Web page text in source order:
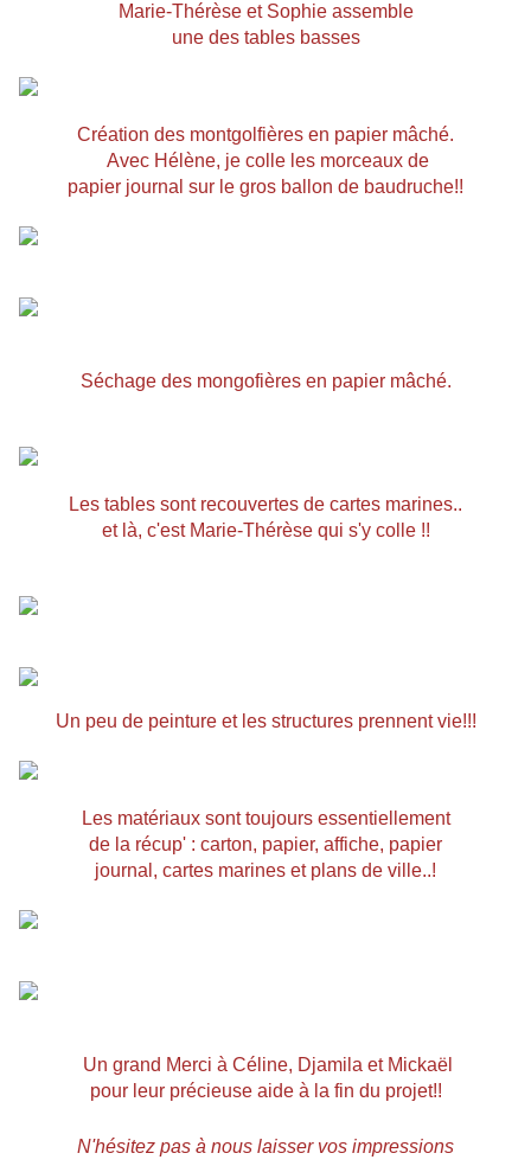
Marie-Thérèse et Sophie assemble
une des tables basses
Création des montgolfières en papier mâché.
Avec Hélène, je colle les morceaux de
papier journal sur le gros ballon de baudruche!!
Séchage des mongofières en papier mâché.
Les tables sont recouvertes de cartes marines..
et là, c'est Marie-Thérèse qui s'y colle !!
Un peu de peinture et les structures prennent vie!!!
Les matériaux sont toujours essentiellement
de la récup' : carton, papier, affiche, papier
journal, cartes marines et plans de ville..!
Un grand Merci à Céline, Djamila et Mickaël
pour leur précieuse aide à la fin du projet!!
N'hésitez pas à nous laisser vos impressions